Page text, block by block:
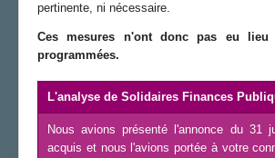
pertinente, ni nécessaire.
Ces mesures n'ont donc pas eu
programmées.
L'analyse de Solidaires Finances
Nous avions présenté l'annonce du 31
acquis et nous l'avions portée à votre